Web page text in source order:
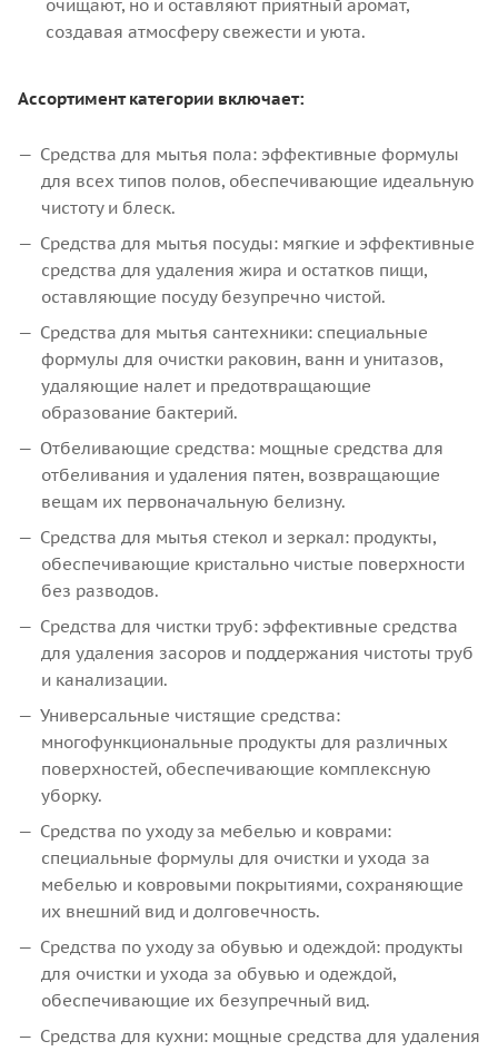
очищают, но и оставляют приятный аромат,
создавая атмосферу свежести и уюта.
Ассортимент категории включает:
Средства для мытья пола: эффективные формулы
для всех типов полов, обеспечивающие идеальную
чистоту и блеск.
Средства для мытья посуды: мягкие и эффективные
средства для удаления жира и остатков пищи,
оставляющие посуду безупречно чистой.
Средства для мытья сантехники: специальные
формулы для очистки раковин, ванн и унитазов,
удаляющие налет и предотвращающие
образование бактерий.
Отбеливающие средства: мощные средства для
отбеливания и удаления пятен, возвращающие
вещам их первоначальную белизну.
Средства для мытья стекол и зеркал: продукты,
обеспечивающие кристально чистые поверхности
без разводов.
Средства для чистки труб: эффективные средства
для удаления засоров и поддержания чистоты труб
и канализации.
Универсальные чистящие средства:
многофункциональные продукты для различных
поверхностей, обеспечивающие комплексную
уборку.
Средства по уходу за мебелью и коврами:
специальные формулы для очистки и ухода за
мебелью и ковровыми покрытиями, сохраняющие
их внешний вид и долговечность.
Средства по уходу за обувью и одеждой: продукты
для очистки и ухода за обувью и одеждой,
обеспечивающие их безупречный вид.
Средства для кухни: мощные средства для удаления